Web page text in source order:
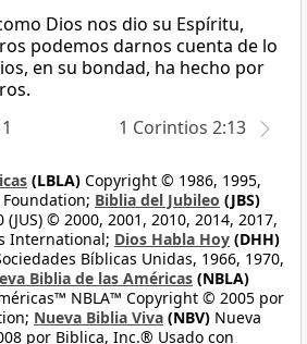
Dios nos dio su Espíritu,
podemos darnos cuenta de lo
en su bondad, ha hecho por
1 Corintios 2:13
(LBLA) Copyright © 1986, 1995,
Foundation; Biblia del Jubileo (JBS)
© 2000, 2001, 2010, 2014, 2017,
International; Dios Habla Hoy (DHH)
Bíblicas Unidas, 1966, 1970,
Biblia de las Américas (NBLA)
NBLA™ Copyright © 2005 por
Nueva Biblia Viva (NBV) Nueva
por Biblica, Inc.® Usado con